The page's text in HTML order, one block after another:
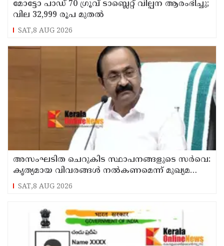
മോട്ടോ പാഡ് 70 ഗ്രൂവ് ടാബ്ലെറ്റ് വില്പന ആരംഭിച്ചു;
വില 32,999 രൂപ മുതൽ
SAT,8 AUG 2026
അസംഘടിത ചെറുകിട സ്ഥാപനങ്ങളുടെ സർവെ:
കൃത്യമായ വിവരങ്ങൾ നൽകണമെന്ന് മുഖ്യമന്ത്രി
വി ഡി സതീശൻ
SAT,8 AUG 2026